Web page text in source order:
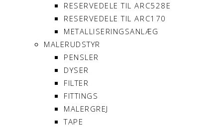
RESERVEDELE TIL ARC528E
RESERVEDELE TIL ARC170
METALLISERINGSANLÆG
MALERUDSTYR
PENSLER
DYSER
FILTER
FITTINGS
MALERGREJ
TAPE